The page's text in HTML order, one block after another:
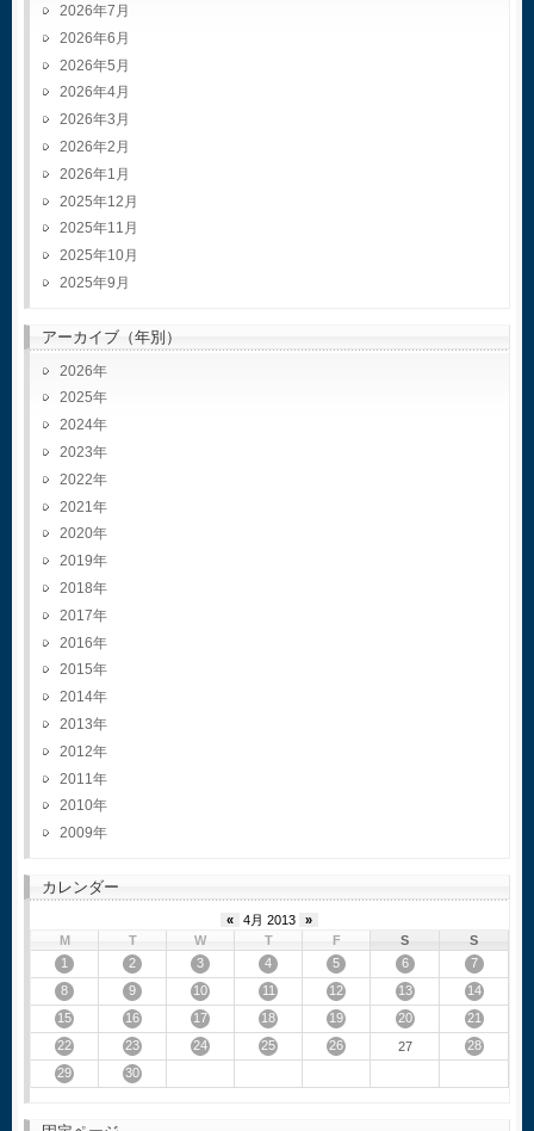
2026年7月
2026年6月
2026年5月
2026年4月
2026年3月
2026年2月
2026年1月
2025年12月
2025年11月
2025年10月
2025年9月
アーカイブ（年別）
2026
2025
2024
2023
2022
2021
2020
2019
2018
2017
2016
2015
2014
2013
2012
2011
2010
2009
カレンダー
« 4月 2013
»
M
T W T F S
S
1
2 3 4 5 6
7
8
9 10 11 12 13
14
15
16 17 18 19 20
21
22
23 24 25 26 27
28
29
30